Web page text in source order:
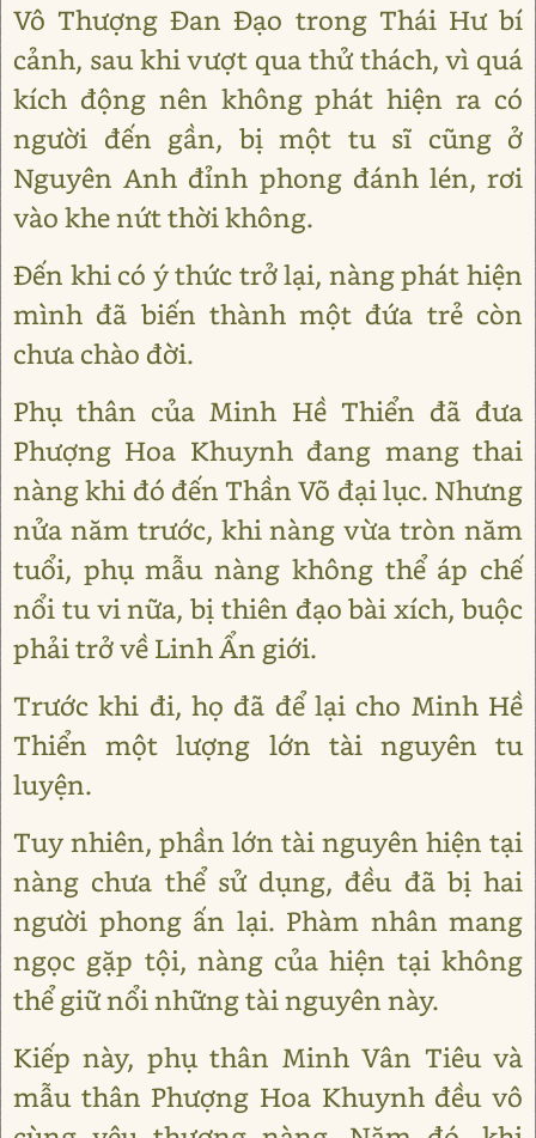
Vô Thượng Đan Đạo trong Thái Hư bí
cảnh, sau khi vượt qua thử thách, vì quá
kích động nên không phát hiện ra có
người đến gần, bị một tu sĩ cũng ở
Nguyên Anh đỉnh phong đánh lén, rơi
vào khe nứt thời không.
Đến khi có ý thức trở lại, nàng phát hiện
mình đã biến thành một đứa trẻ còn
chưa chào đời.
Phụ thân của Minh Hề Thiển đã đưa
Phượng Hoa Khuynh đang mang thai
nàng khi đó đến Thần Võ đại lục. Nhưng
nửa năm trước, khi nàng vừa tròn năm
tuổi, phụ mẫu nàng không thể áp chế
nổi tu vi nữa, bị thiên đạo bài xích, buộc
phải trở về Linh Ẩn giới.
Trước khi đi, họ đã để lại cho Minh Hề
Thiển một lượng lớn tài nguyên tu
luyện.
Tuy nhiên, phần lớn tài nguyên hiện tại
nàng chưa thể sử dụng, đều đã bị hai
người phong ấn lại. Phàm nhân mang
ngọc gặp tội, nàng của hiện tại không
thể giữ nổi những tài nguyên này.
Kiếp này, phụ thân Minh Vân Tiêu và
mẫu thân Phượng Hoa Khuynh đều vô